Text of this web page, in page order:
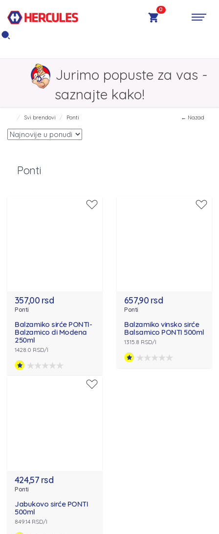
0
Jurimo popuste za vas -
saznajte kako!
Svi brendovi Ponti ← Nazad
Ponti
357,00 rsd
Ponti
Balzamiko sirće PONTI-
Balzamico di Modena
250ml
1428.0 RSD/l
657,90 rsd
Ponti
Balzamiko vinsko sirće
Balsamico PONTI 500ml
1315.8 RSD/l
424,57 rsd
Ponti
Jabukovo sirće PONTI
500ml
849.14 RSD/l